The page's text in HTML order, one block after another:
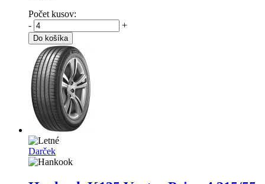
Počet kusov:
-
+
Do košíka
Darček